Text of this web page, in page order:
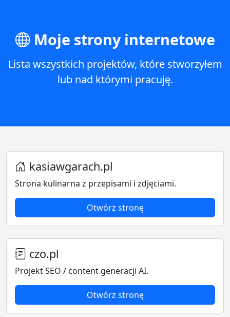
Moje strony internetowe
Lista wszystkich projektów, które stworzyłem
lub nad którymi pracuję.
kasiawgarach.pl
Strona kulinarna z przepisami i zdjęciami.
Otwórz stronę
czo.pl
Projekt SEO / content generacji AI.
Otwórz stronę